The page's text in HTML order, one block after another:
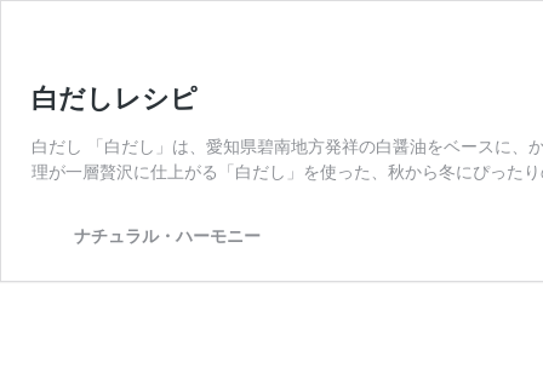
白だしレシピ
白だし 「白だし」は、愛知県碧南地方発祥の白醤油をベースに
理が一層贅沢に仕上がる「白だし」を使った、秋から冬にぴった
ナチュラル・ハーモニー